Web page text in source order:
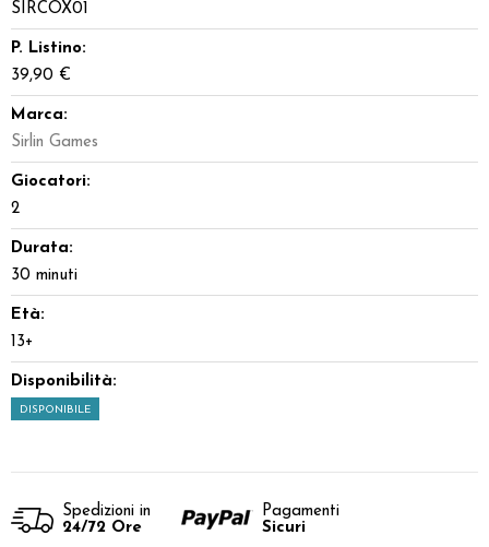
SIRCOX01
P. Listino:
39,90 €
Marca:
Sirlin Games
Giocatori:
2
Durata:
30 minuti
Età:
13+
Disponibilità:
DISPONIBILE
Spedizioni in
24/72 Ore
Pagamenti
Sicuri